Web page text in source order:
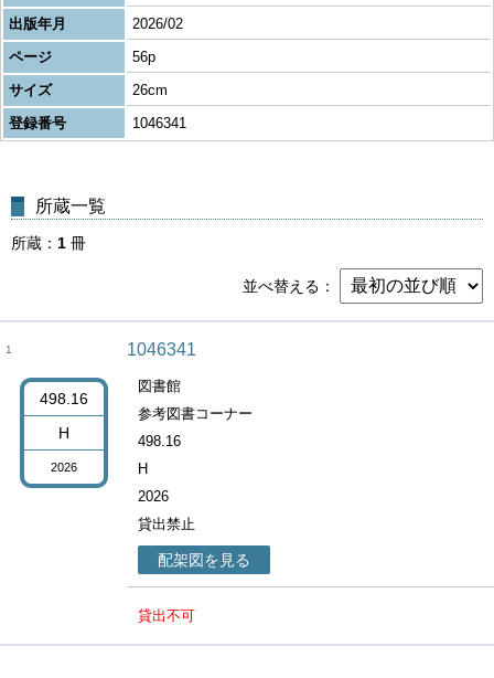
出版年月
2026/02
ページ
56p
サイズ
26cm
登録番号
1046341
所蔵一覧
所蔵 1 冊
並べ替える
1
498.16
H
2026
1046341
図書館
参考図書コーナー
498.16
H
2026
貸出禁止
配架図を見る
貸出不可